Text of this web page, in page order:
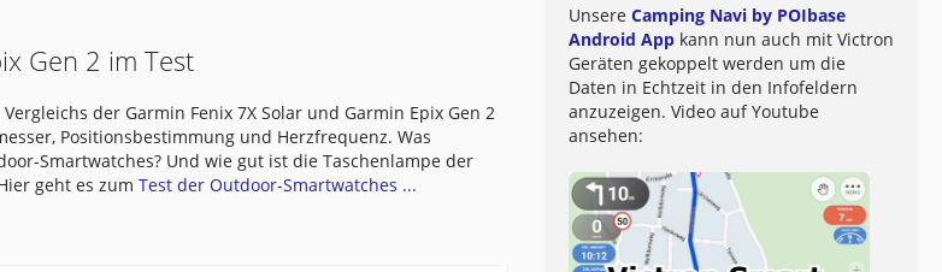
Gen 2 im Test
der Garmin Fenix 7X Solar und Garmin Epix Gen 2
Positionsbestimmung und Herzfrequenz. Was
Smartwatches? Und wie gut ist die Taschenlampe der
geht es zumTest der Outdoor-Smartwatches ...
Unsere Camping Navi by POIbase
Android App kann nun auch mit Victron
Geräten gekoppelt werden um die
Daten in Echtzeit in den Infofeldern
anzuzeigen. Video auf Youtube
ansehen: